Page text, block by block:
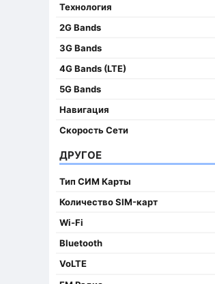
Технология
2G Bands
3G Bands
4G Bands (LTE)
5G Bands
Навигация
Скорость Сети
ДРУГОЕ
Тип СИМ Карты
Количество SIM-карт
Wi-Fi
Bluetooth
VoLTE